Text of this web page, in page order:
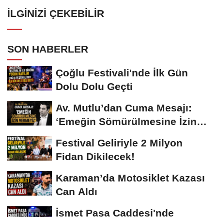
İLGINIZI ÇEKEBILIR
SON HABERLER
Çoğlu Festivali'nde İlk Gün
Dolu Dolu Geçti
Av. Mutlu’dan Cuma Mesajı:
‘Emeğin Sömürülmesine İzin
Festival Geliriyle 2 Milyon
Fidan Dikilecek!
Karaman’da Motosiklet Kazası
Can Aldı
İsmet Paşa Caddesi'nde